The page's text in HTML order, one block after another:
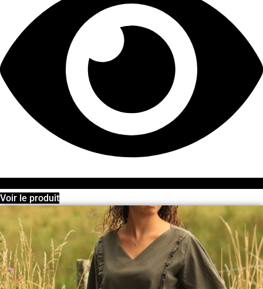
Voir le produit